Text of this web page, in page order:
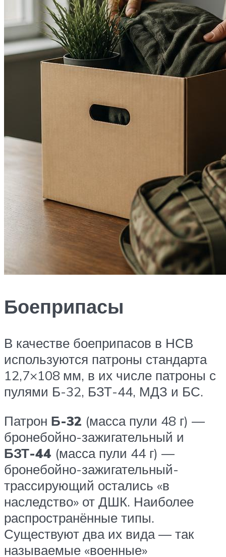
Боеприпасы
В качестве боеприпасов в НСВ
используются патроны стандарта
12,7×108 мм, в их числе патроны с
пулями Б-32, БЗТ-44, МДЗ и БС.
Патрон Б-32 (масса пули 48 г) —
бронебойно-зажигательный и
БЗТ-44 (масса пули 44 г) —
бронебойно-зажигательный-
трассирующий остались «в
наследство» от ДШК. Наиболее
распространённые типы.
Существуют два их вида — так
называемые «военные»